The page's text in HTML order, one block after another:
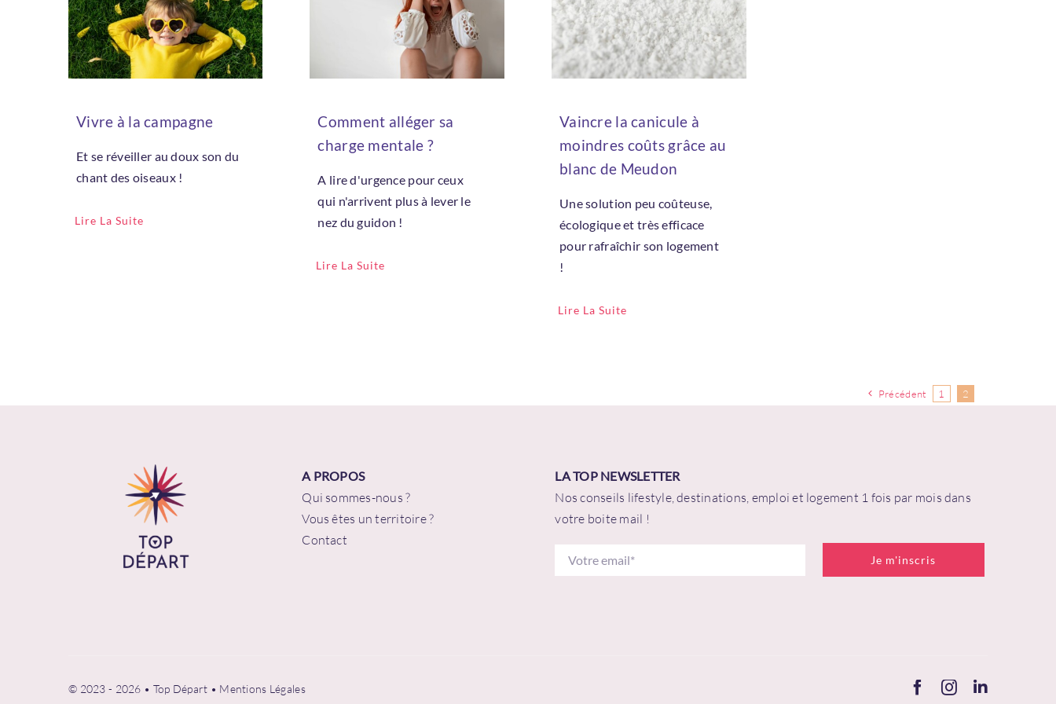
Vivre à la campagne
Et se réveiller au doux son du
chant des oiseaux !
Lire La Suite
Comment alléger sa
charge mentale ?
A lire d'urgence pour ceux
qui n'arrivent plus à lever le
nez du guidon !
Lire La Suite
Vaincre la canicule à
moindres coûts grâce au
blanc de Meudon
Une solution peu coûteuse,
écologique et très efficace
pour rafraîchir son logement
!
Lire La Suite
Précédent 1 2
A PROPOS
Qui sommes-nous ?
Vous êtes un territoire ?
Contact
LA TOP NEWSLETTER
Nos conseils lifestyle, destinations, emploi et logement 1 fois par mois dans
votre boite mail !
Je m'inscris
© 2023 - 2026 • Top Départ • Mentions Légales
Bienvenue !
Rester connecté
Mot de passe oublié ?